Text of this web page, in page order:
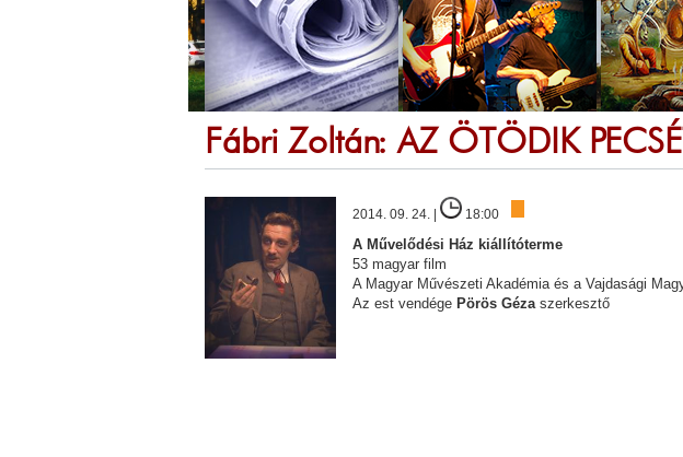
Fábri Zoltán: AZ ÖTÖDIK
2014. 09. 24. | 18:00
A Művelődési Ház kiállítóterme
53 magyar film
A Magyar Művészeti Akadémia és a Vajdasági
Az est vendége Pörös Gézaszerkesztő